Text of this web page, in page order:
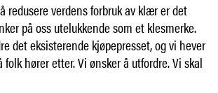
redusere verdens forbruk av klær er det
på oss utelukkende som et klesmerke.
det eksisterende kjøpepresset, og vi hever
hører etter. Vi ønsker å utfordre. Vi skal